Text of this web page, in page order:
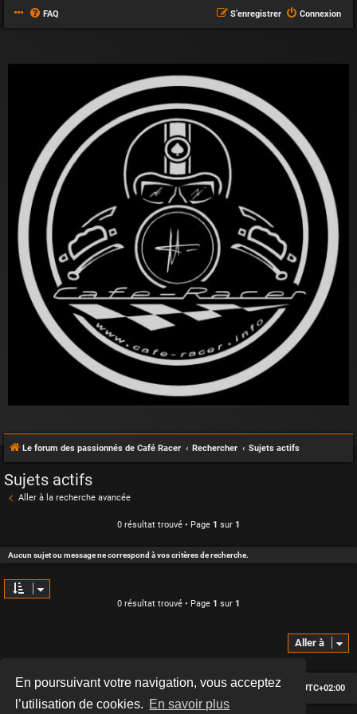
En poursuivant votre navigation, vous acceptez
l’utilisation de cookies. En savoir plus
FAQ Connexion
S’enregistrer
Le forum des passionnés de Café Racer Rechercher Sujets actifs
Sujets actifs
Aller à la recherche avancée
0 résultat trouvé • Page 1 sur 1
Aucun sujet ou message ne correspond à vos critères de recherche.
0 résultat trouvé • Page 1 sur 1
Aller à
Le forum des passionnés de Café Racer Heures au format UTC+02:00